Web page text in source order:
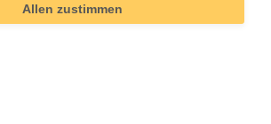
Allen zustimmen